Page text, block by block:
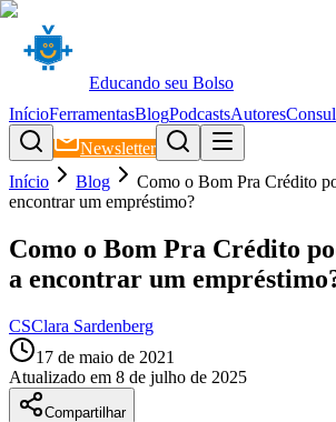
Educando seu Bolso
InícioFerramentasBlogPodcastsAutores
Newsletter
Início
Blog
Como o Bom Pra Crédito
encontrar um empréstimo?
Como o Bom Pra Crédito
a encontrar um
CSClara Sardenberg
17 de maio de 2021
Atualizado em 8 de julho de 2025
Compartilhar